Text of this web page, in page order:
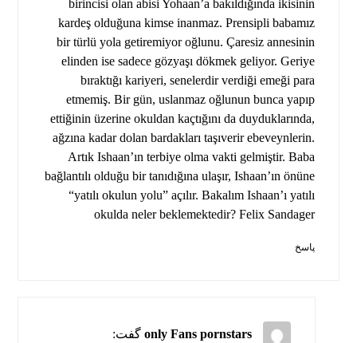
birincisi olan abisi Yohaan’a bakıldığında ikisinin
kardeş olduğuna kimse inanmaz. Prensipli babamız
bir türlü yola getiremiyor oğlunu. Çaresiz annesinin
elinden ise sadece gözyaşı dökmek geliyor. Geriye
bıraktığı kariyeri, senelerdir verdiği emeği para
etmemiş. Bir gün, uslanmaz oğlunun bunca yapıp
ettiğinin üzerine okuldan kaçtığını da duyduklarında,
ağzına kadar dolan bardakları taşıverir ebeveynlerin.
Artık Ishaan’ın terbiye olma vakti gelmiştir. Baba
bağlantılı olduğu bir tanıdığına ulaşır, Ishaan’ın önüne
“yatılı okulun yolu” açılır. Bakalım Ishaan’ı yatılı
okulda neler beklemektedir? Felix Sandager
پاسخ
only Fans pornstars گفت: